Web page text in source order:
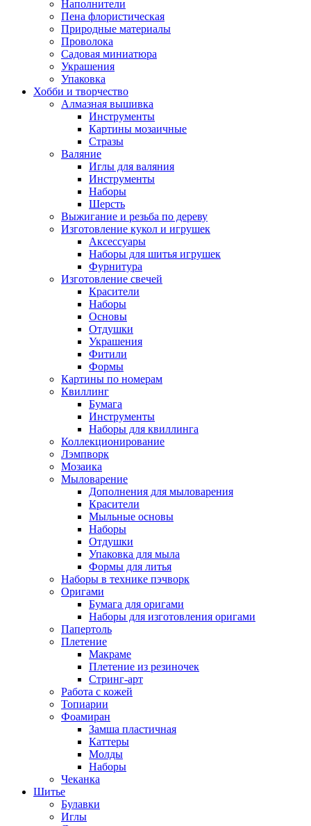
Наполнители
Пена флористическая
Природные материалы
Проволока
Садовая миниатюра
Украшения
Упаковка
Хобби и творчество
Алмазная вышивка
Инструменты
Картины мозаичные
Стразы
Валяние
Иглы для валяния
Инструменты
Наборы
Шерсть
Выжигание и резьба по дереву
Изготовление кукол и игрушек
Аксессуары
Наборы для шитья игрушек
Фурнитура
Изготовление свечей
Красители
Наборы
Основы
Отдушки
Украшения
Фитили
Формы
Картины по номерам
Квиллинг
Бумага
Инструменты
Наборы для квиллинга
Коллекционирование
Лэмпворк
Мозаика
Мыловарение
Дополнения для мыловарения
Красители
Мыльные основы
Наборы
Отдушки
Упаковка для мыла
Формы для литья
Наборы в технике пэчворк
Оригами
Бумага для оригами
Наборы для изготовления оригами
Папертоль
Плетение
Макраме
Плетение из резиночек
Стринг-арт
Работа с кожей
Топиарии
Фоамиран
Замша пластичная
Каттеры
Молды
Наборы
Чеканка
Шитье
Булавки
Иглы